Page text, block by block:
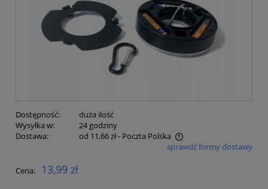
Dostępność:
duża ilość
Wysyłka w:
24 godziny
Dostawa:
od 11,66 zł- Poczta Polska
Cena nie zawiera ewentualnych kosztów płatnościsprawdź formy dostawy
Cena: 13,99 zł